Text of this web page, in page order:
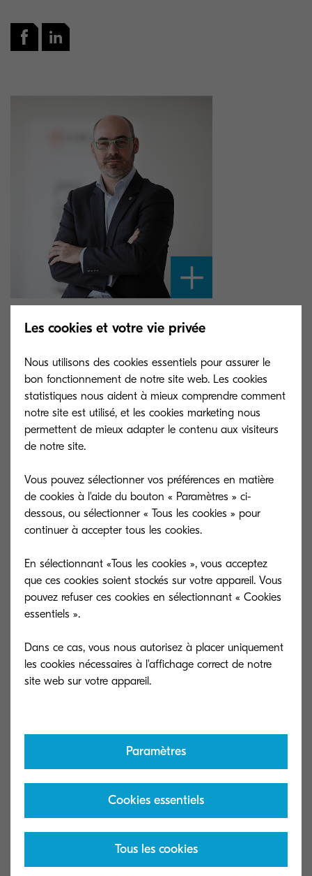
Sommaire
Nouvelle gamme monochrome A4
Un design raffiné et compact
Nouvelle
Les cookies et votre vie privée
Nous utilisons des cookies essentiels pour assurer le
bon fonctionnement de notre site web. Les cookies
statistiques nous aident à mieux comprendre comment
notre site est utilisé, et les cookies marketing nous
permettent de mieux adapter le contenu aux visiteurs
de notre site.
Vous pouvez sélectionner vos préférences en matière
de cookies à l'aide du bouton « Paramètres » ci-
dessous, ou sélectionner « Tous les cookies » pour
continuer à accepter tous les cookies.
En sélectionnant «Tous les cookies », vous acceptez
que ces cookies soient stockés sur votre appareil. Vous
pouvez refuser ces cookies en sélectionnant « Cookies
essentiels ».
Dans ce cas, vous nous autorisez à placer uniquement
les cookies nécessaires à l'affichage correct de notre
Paramètres
Cookies essentiels
Tous les cookies